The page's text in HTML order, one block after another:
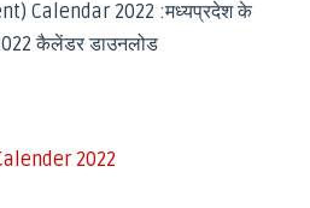
Calendar 2022 :मध्यप्रदेश के
कैलेंडर डाउनलोड
2022